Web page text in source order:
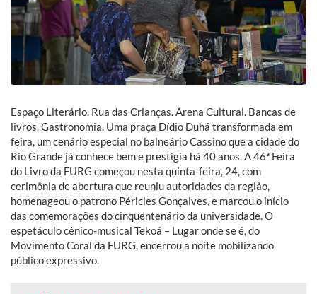
Espaço Literário. Rua das Crianças. Arena Cultural. Bancas de
livros. Gastronomia. Uma praça Dídio Duhá transformada em
feira, um cenário especial no balneário Cassino que a cidade do
Rio Grande já conhece bem e prestigia há 40 anos. A 46ª Feira
do Livro da FURG começou nesta quinta-feira, 24, com
cerimônia de abertura que reuniu autoridades da região,
homenageou o patrono Péricles Gonçalves, e marcou o início
das comemorações do cinquentenário da universidade. O
espetáculo cênico-musical Tekoá – Lugar onde se é, do
Movimento Coral da FURG, encerrou a noite mobilizando
público expressivo.